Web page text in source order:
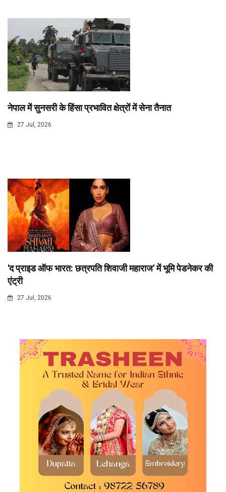
नेपाल में सुनसरी के हिंसा प्रभावित क्षेत्रों में सेना तैनात
27 Jul, 2026
'द प्राइड ऑफ भारत: छत्रपति शिवाजी महाराज' में भूमि पेडनेकर की
एंट्री
27 Jul, 2026